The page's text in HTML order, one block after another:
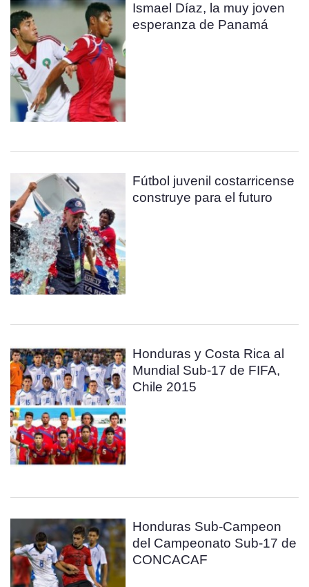
Ismael Díaz, la muy joven
esperanza de Panamá
Fútbol juvenil costarricense
construye para el futuro
Honduras y Costa Rica al
Mundial Sub-17 de FIFA,
Chile 2015
Honduras Sub-Campeon
del Campeonato Sub-17 de
CONCACAF